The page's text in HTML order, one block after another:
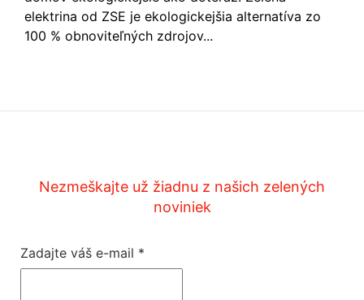
elektrina od ZSE je ekologickejšia alternatíva zo
100 % obnoviteľných zdrojov...
Nezmeškajte už žiadnu z našich zelených
noviniek
Zadajte váš e-mail *